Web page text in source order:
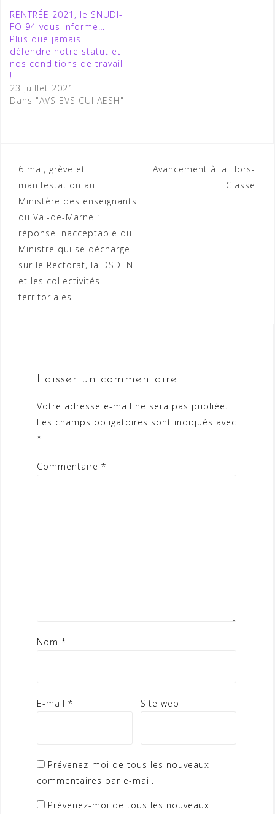
RENTRÉE 2021, le SNUDI-
FO 94 vous informe…
Plus que jamais
défendre notre statut et
nos conditions de travail
!
23 juillet 2021
Dans "AVS EVS CUI AESH"
Navigation
de
l’article
6 mai, grève et
manifestation au
Ministère des enseignants
du Val-de-Marne :
réponse inacceptable du
Ministre qui se décharge
sur le Rectorat, la DSDEN
et les collectivités
territoriales
Avancement à la Hors-
Classe
Laisser un commentaire
Votre adresse e-mail ne sera pas publiée.
Les champs obligatoires sont indiqués avec
*
Commentaire *
Nom *
E-mail * Site web
Prévenez-moi de tous les nouveaux
commentaires par e-mail.
Prévenez-moi de tous les nouveaux